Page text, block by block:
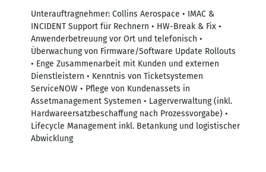
Unterauftragnehmer: Collins Aerospace • IMAC &
INCIDENT Support für Rechnern • HW-Break & Fix •
Anwenderbetreuung vor Ort und telefonisch •
Überwachung von Firmware/Software Update Rollouts
• Enge Zusammenarbeit mit Kunden und externen
Dienstleistern • Kenntnis von Ticketsystemen
ServiceNOW • Pflege von Kundenassets in
Assetmanagement Systemen • Lagerverwaltung (inkl.
Hardwareersatzbeschaffung nach Prozessvorgabe) •
Lifecycle Management inkl. Betankung und logistischer
Abwicklung